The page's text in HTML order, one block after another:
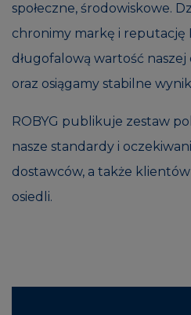
społeczne, środowiskowe.
chronimy markę i reputację
długofalową wartość naszej
oraz osiągamy stabilne
ROBYG publikuje zestaw
nasze standardy i
dostawców, a także
osiedli.